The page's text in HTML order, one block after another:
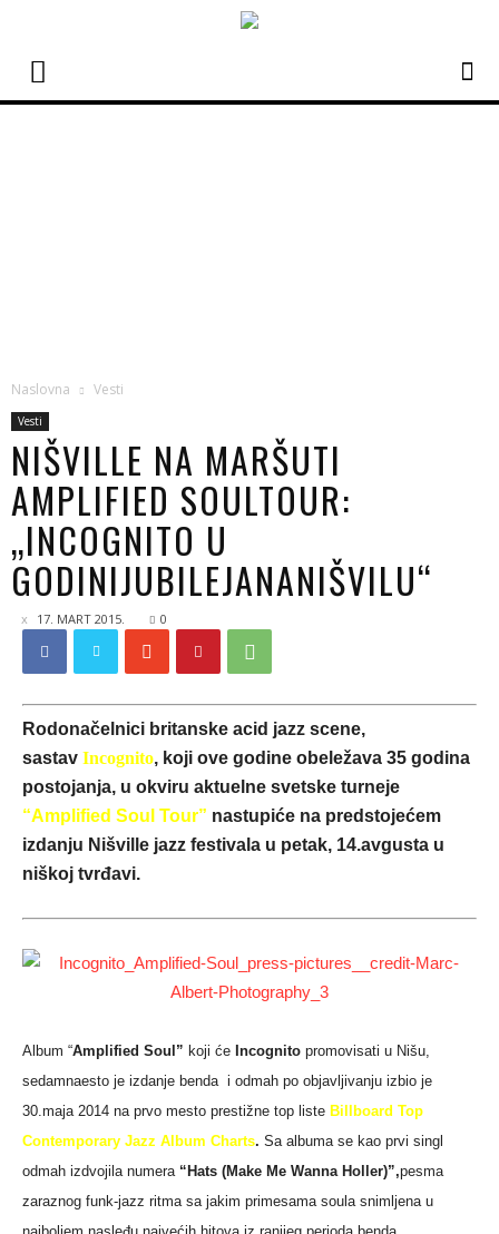
Naslovna Vesti
Vesti
NIŠVILLE NA MARŠUTI
AMPLIFIED SOULTOUR:
„INCOGNITO U
GODINIJUBILEJANANIŠVILU“
17. MART 2015. 0
Rodonačelnici britanske acid jazz scene,
sastav Incognito, koji ove godine obeležava 35 godina
postojanja, u okviru aktuelne svetske turneje
“Amplified Soul Tour” nastupiće na predstojećem
izdanju Nišville jazz festivala u petak, 14.avgusta u
niškoj tvrđavi.
Album “Amplified Soul” koji će Incognito promovisati u Nišu,
sedamnaesto je izdanje benda i odmah po objavljivanju izbio je
30.maja 2014 na prvo mesto prestižne top liste Billboard Top
Contemporary Jazz Album Charts. Sa albuma se kao prvi singl
odmah izdvojila numera “Hats (Make Me Wanna Holler)”,pesma
zaraznog funk-jazz ritma sa jakim primesama soula snimljena u
najboljem nasleđu najvećih hitova iz ranijeg perioda benda.